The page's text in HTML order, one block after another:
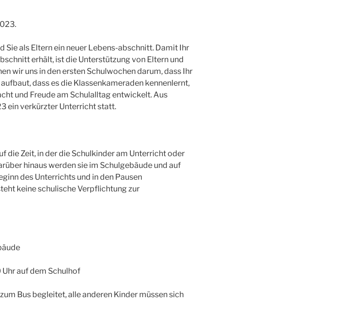
als Eltern ein neuer Lebens-abschnitt. Damit Ihr
erhält, ist die Unterstützung von Eltern und
wir uns in den ersten Schulwochen darum, dass Ihr
dass es die Klassenkameraden kennenlernt,
und Freude am Schulalltag entwickelt. Aus
ein verkürzter Unterricht statt.
die Zeit, in der die Schulkinder am Unterricht oder
hinaus werden sie im Schulgebäude und auf
des Unterrichts und in den Pausen
keine schulische Verpflichtung zur
auf dem Schulhof
Bus begleitet, alle anderen Kinder müssen sich